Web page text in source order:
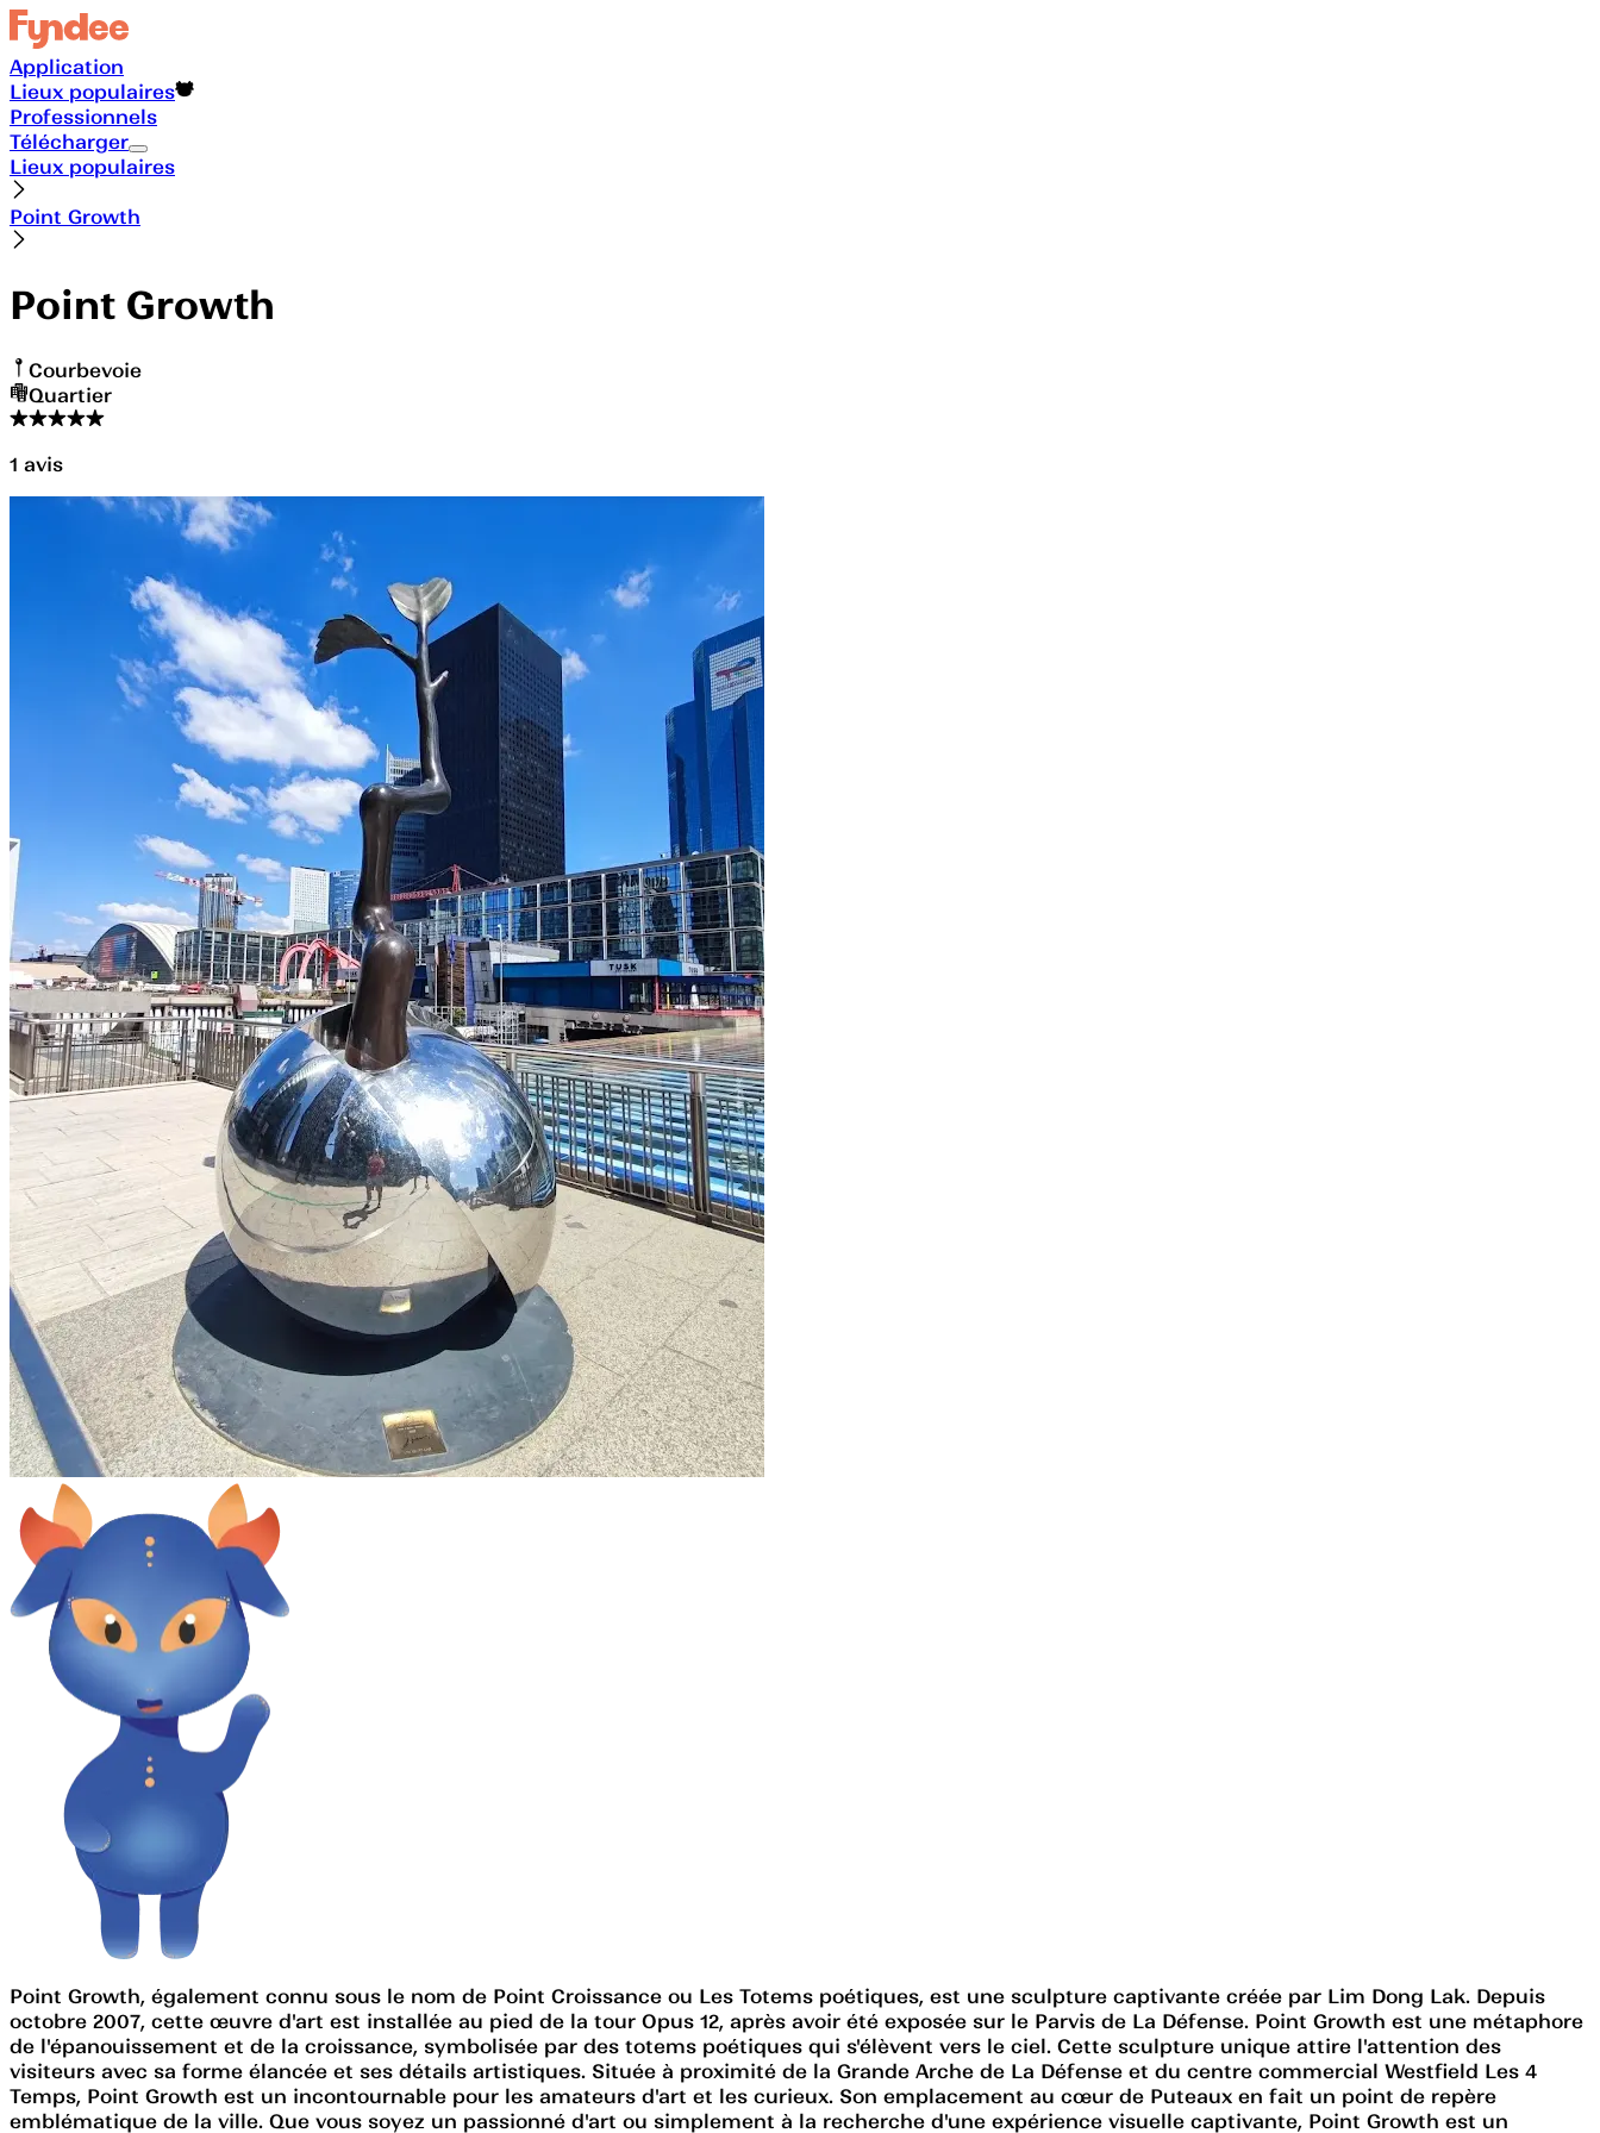
Application
Lieux populaires
Professionnels
Télécharger
Lieux populaires
Point Growth
Point Growth
Courbevoie
Quartier
1 avis
Point Growth, également connu sous le nom de Point Croissance ou Les Totems poétiques, est une sculpture captivante créée par Lim Dong Lak. Depuis
octobre 2007, cette œuvre d'art est installée au pied de la tour Opus 12, après avoir été exposée sur le Parvis de La Défense. Point Growth est une métaphore
de l'épanouissement et de la croissance, symbolisée par des totems poétiques qui s'élèvent vers le ciel. Cette sculpture unique attire l'attention des
visiteurs avec sa forme élancée et ses détails artistiques. Située à proximité de la Grande Arche de La Défense et du centre commercial Westfield Les 4
Temps, Point Growth est un incontournable pour les amateurs d'art et les curieux. Son emplacement au cœur de Puteaux en fait un point de repère
emblématique de la ville. Que vous soyez un passionné d'art ou simplement à la recherche d'une expérience visuelle captivante, Point Growth est un